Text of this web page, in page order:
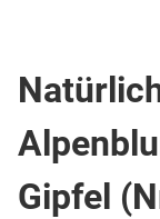
Gipfel